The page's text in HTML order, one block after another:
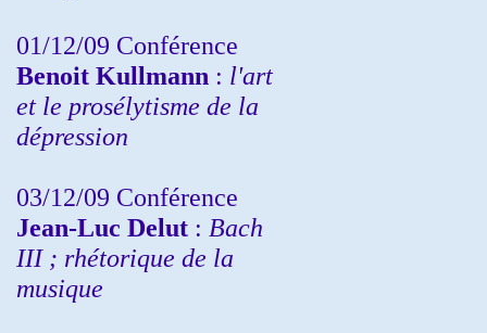
01/12/09 Conférence
Benoit Kullmann : l'art
et le prosélytisme de la
dépression
03/12/09 Conférence
Jean-Luc Delut : Bach
III ; rhétorique de la
musique